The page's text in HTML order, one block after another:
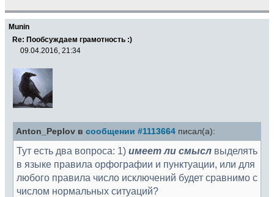
Munin
Re: Пообсуждаем грамотность :)
09.04.2016, 21:34
Anton_Peplov в сообщении #1113664 писал(а):
Тут есть два вопроса: 1) имеет ли смысл выделять
в языке правила орфографии и пунктуации, или для
любого правила число исключений будет сравнимо с
числом нормальных ситуаций?